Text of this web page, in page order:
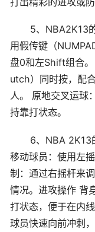
5、NBA2K13
用假传键（
盘0和左Shift组合
utch）同时按，配
人。 原地交叉运球
持靠打状态。
6、NBA 2K13
移动球员：使用左
制：通过右摇杆来
情况。进攻操作 背
打状态，便于在内
球员快速向前冲刺，